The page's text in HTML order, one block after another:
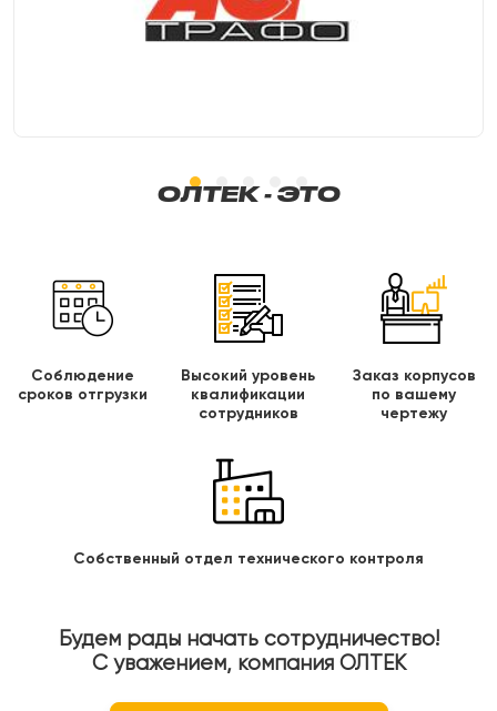
ОЛТЕК - ЭТО
Соблюдение
сроков отгрузки
Высокий уровень
квалификации
сотрудников
Заказ корпусов
по вашему
чертежу
Собственный отдел технического контроля
Будем рады начать сотрудничество!
С уважением, компания ОЛТЕК